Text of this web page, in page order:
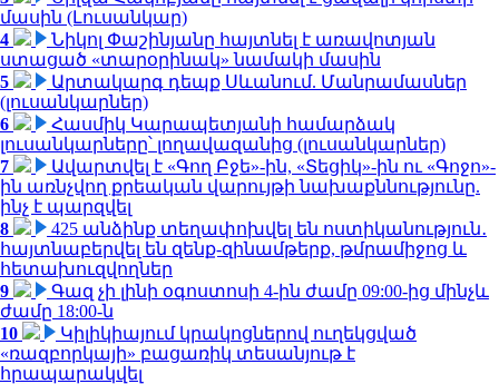
մասին (Լուսանկար)
4
Նիկոլ Փաշինյանը հայտնել է առավոտյան
ստացած «տարօրինակ» նամակի մասին
5
Արտակարգ դեպք Սևանում. Մանրամասներ
(լուսանկարներ)
6
Հասմիկ Կարապետյանի համարձակ
լուսանկարները՝ լողավազանից (լուսանկարներ)
7
Ավարտվել է «Գող Բջե»-ին, «Տեցիկ»-ին ու «Գոջո»-
ին առնչվող քրեական վարույթի նախաքննությունը.
ինչ է պարզվել
8
425 անձինք տեղափոխվել են ոստիկանություն․
հայտնաբերվել են զենք-զինամթերք, թմրամիջոց և
հետախուզվողներ
9
Գազ չի լինի օգոստոսի 4-ին ժամը 09:00-ից մինչև
ժամը 18:00-ն
10
Կիլիկիայում կրակոցներով ուղեկցված
«ռազբորկայի» բացառիկ տեսանյութ է
հրապարակվել